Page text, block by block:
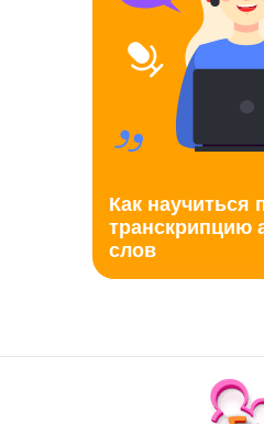
Как научиться
транскрипцию
слов